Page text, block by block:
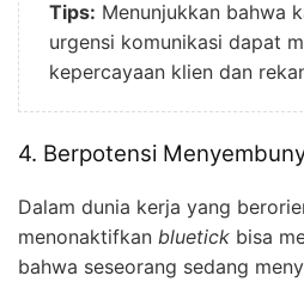
Tips: Menunjukkan bahwa
urgensi komunikasi dapat
kepercayaan klien dan
4. Berpotensi
Dalam dunia kerja yang
menonaktifkan bluetick bisa
bahwa seseorang sedang